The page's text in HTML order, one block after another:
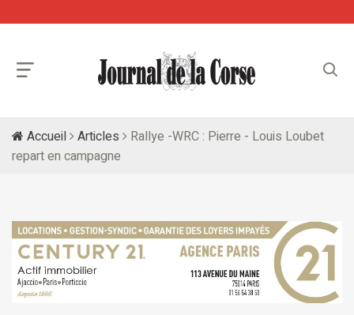
Accueil Articles
Rallye -WRC : Pierre - Louis Loubet
repart en campagne